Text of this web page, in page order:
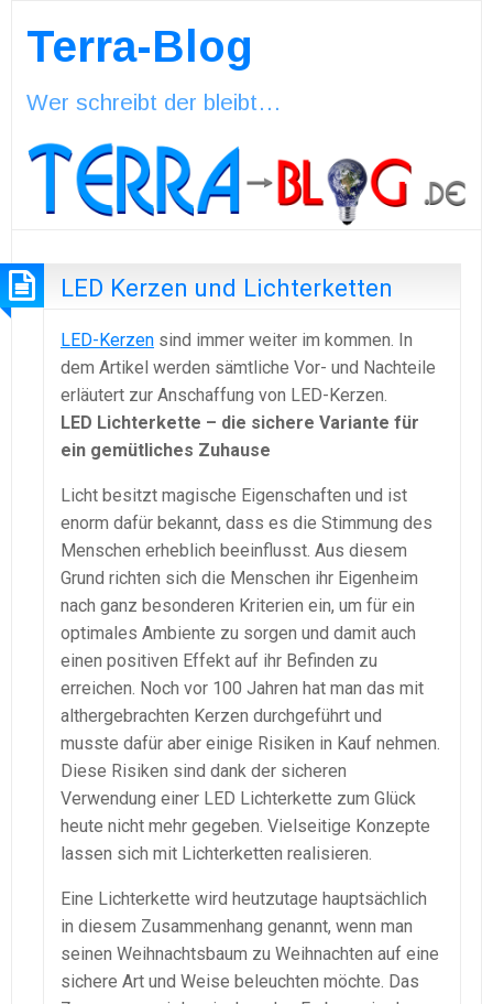
Terra-Blog
Wer schreibt der bleibt…
LED Kerzen und Lichterketten
LED-Kerzen sind immer weiter im kommen. In
dem Artikel werden sämtliche Vor- und Nachteile
erläutert zur Anschaffung von LED-Kerzen.
LED Lichterkette – die sichere Variante für
ein gemütliches Zuhause
Licht besitzt magische Eigenschaften und ist
enorm dafür bekannt, dass es die Stimmung des
Menschen erheblich beeinflusst. Aus diesem
Grund richten sich die Menschen ihr Eigenheim
nach ganz besonderen Kriterien ein, um für ein
optimales Ambiente zu sorgen und damit auch
einen positiven Effekt auf ihr Befinden zu
erreichen. Noch vor 100 Jahren hat man das mit
althergebrachten Kerzen durchgeführt und
musste dafür aber einige Risiken in Kauf nehmen.
Diese Risiken sind dank der sicheren
Verwendung einer LED Lichterkette zum Glück
heute nicht mehr gegeben. Vielseitige Konzepte
lassen sich mit Lichterketten realisieren.
Eine Lichterkette wird heutzutage hauptsächlich
in diesem Zusammenhang genannt, wenn man
seinen Weihnachtsbaum zu Weihnachten auf eine
sichere Art und Weise beleuchten möchte. Das